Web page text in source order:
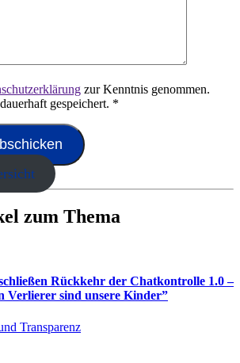
zur Kenntnis genommen.
gespeichert. *
zum Thema
Rückkehr der Chatkontrolle 1.0 –
Verlierer sind unsere Kinder”
Transparenz